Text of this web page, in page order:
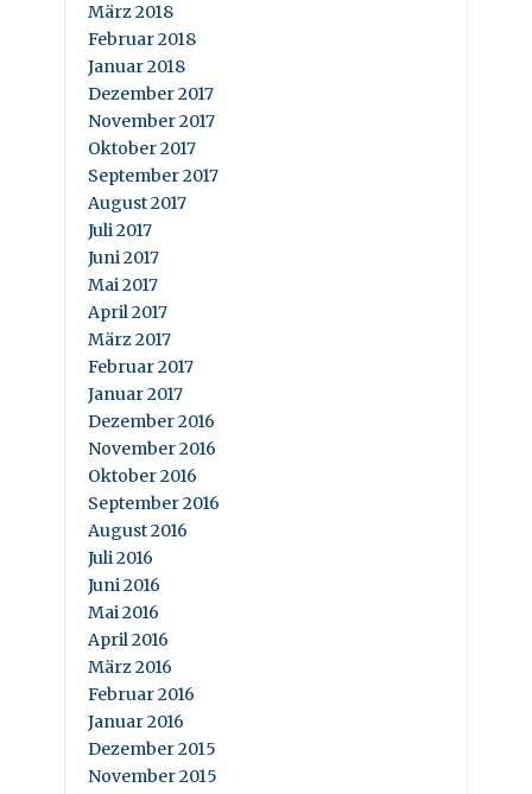
März 2018
Februar 2018
Januar 2018
Dezember 2017
November 2017
Oktober 2017
September 2017
August 2017
Juli 2017
Juni 2017
Mai 2017
April 2017
März 2017
Februar 2017
Januar 2017
Dezember 2016
November 2016
Oktober 2016
September 2016
August 2016
Juli 2016
Juni 2016
Mai 2016
April 2016
März 2016
Februar 2016
Januar 2016
Dezember 2015
November 2015